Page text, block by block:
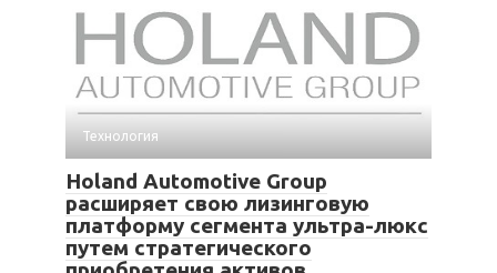
Технология
Holand Automotive Group
расширяет свою лизинговую
платформу сегмента ультра-люкс
путем стратегического